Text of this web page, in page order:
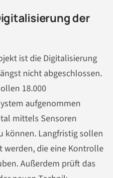
der
ist die Digitalisierung
nicht abgeschlossen.
18.000
aufgenommen
mittels Sensoren
können. Langfristig sollen
werden, die eine Kontrolle
Außerdem prüft das